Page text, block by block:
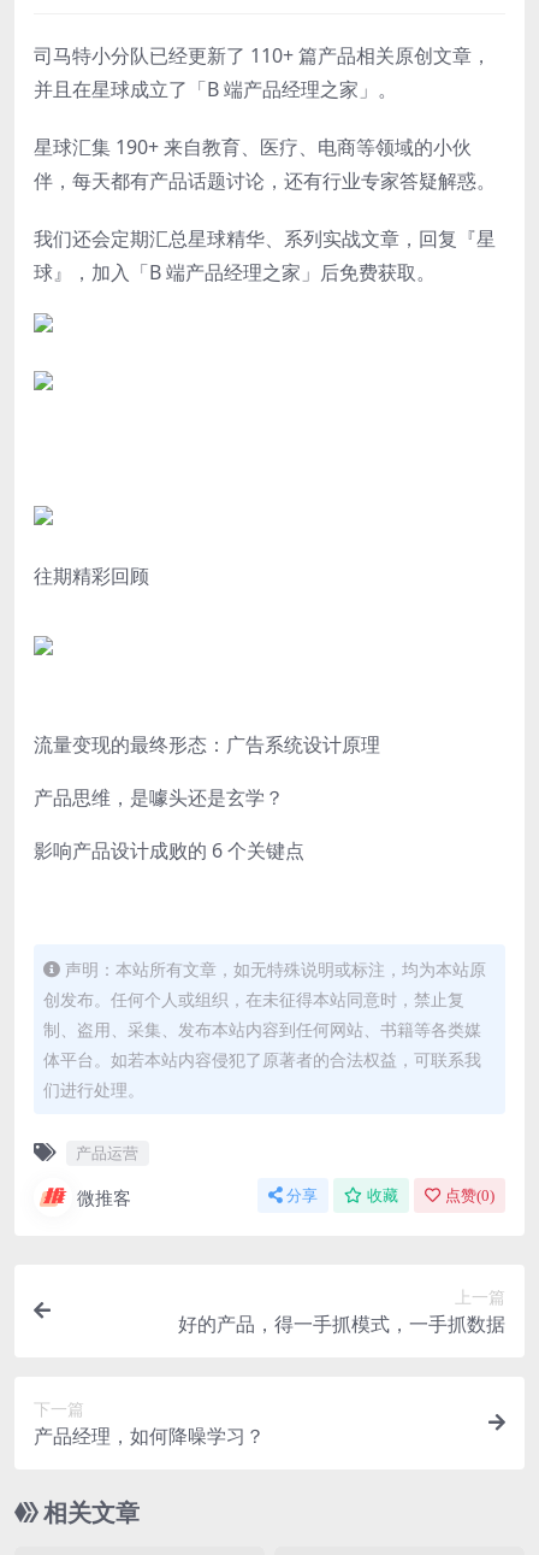
司马特小分队已经更新了 110+ 篇产品相关原创文章，
并且在星球成立了「B 端产品经理之家」。
星球汇集 190+来自教育、医疗、电商等领域的小伙
伴，每天都有产品话题讨论，还有行业专家答疑解惑。
我们还会定期汇总星球精华、系列实战文章，回复『星
球』，加入「B 端产品经理之家」后免费获取。
往期精彩回顾
流量变现的最终形态：广告系统设计原理
产品思维，是噱头还是玄学？
影响产品设计成败的 6 个关键点
声明：本站所有文章，如无特殊说明或标注，均为本站原
创发布。任何个人或组织，在未征得本站同意时，禁止复
制、盗用、采集、发布本站内容到任何网站、书籍等各类媒
体平台。如若本站内容侵犯了原著者的合法权益，可联系我
们进行处理。
产品运营
微推客 分享 收藏 点赞(0)
上一篇
好的产品，得一手抓模式，一手抓数据
下一篇
产品经理，如何降噪学习？
相关文章